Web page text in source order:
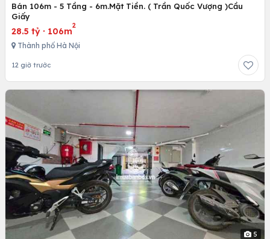
Bán 106m - 5 Tầng - 6m.Mặt Tiền. ( Trần Quốc Vượng )Cầu
Giấy
28.5 tỷ · 106m
2
Thành phố Hà Nội
12 giờ trước
5